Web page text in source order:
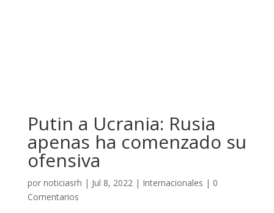
Putin a Ucrania: Rusia
apenas ha comenzado su
ofensiva
por noticiasrh | Jul 8, 2022| Internacionales | 0
Comentarios